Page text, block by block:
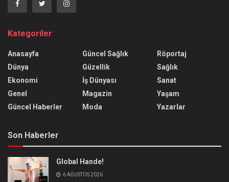
Kategoriler
Anasayfa
Dünya
Ekonomi
Genel
Güncel Haberler
Güncel Sağlık
Güzellik
İş Dünyası
Magazin
Moda
Röportaj
Sağlık
Sanat
Yaşam
Yazarlar
Son Haberler
Global Hande!
6 AĞUSTOS 2026